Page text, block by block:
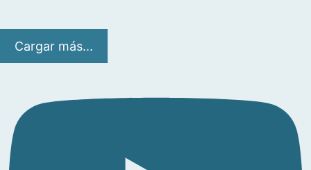
Cargar más...